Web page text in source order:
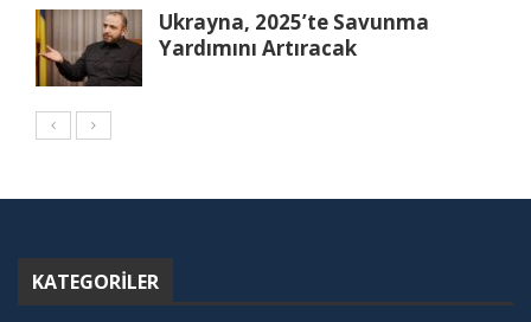
Ukrayna, 2025’te Savunma
Yardımını Artıracak
KATEGORILER